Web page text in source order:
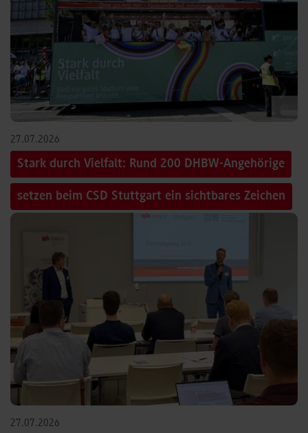
27.07.2026
Stark durch Vielfalt: Rund 200 DHBW-Angehörige
setzen beim CSD Stuttgart ein sichtbares Zeichen
27.07.2026